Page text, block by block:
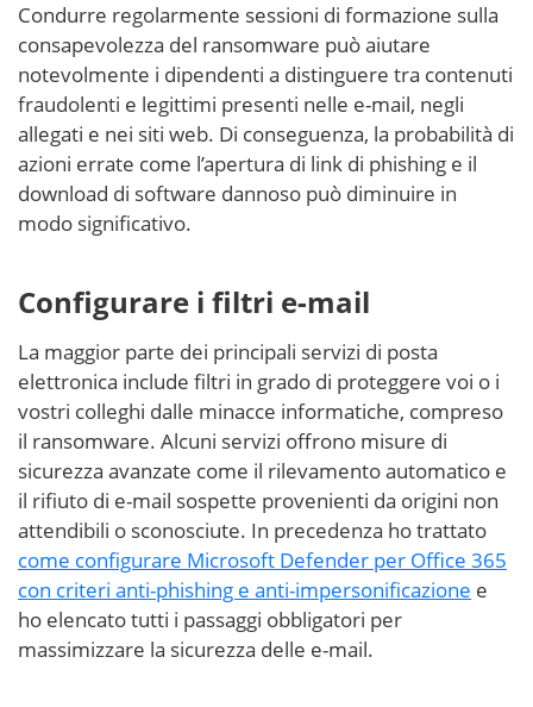
Condurre regolarmente sessioni di formazione sulla
consapevolezza del ransomware può aiutare
notevolmente i dipendenti a distinguere tra contenuti
fraudolenti e legittimi presenti nelle e-mail, negli
allegati e nei siti web. Di conseguenza, la probabilità di
azioni errate come l’apertura di link di phishing e il
download di software dannoso può diminuire in
modo significativo.
Configurare i filtri e-mail
La maggior parte dei principali servizi di posta
elettronica include filtri in grado di proteggere voi o i
vostri colleghi dalle minacce informatiche, compreso
il ransomware. Alcuni servizi offrono misure di
sicurezza avanzate come il rilevamento automatico e
il rifiuto di e-mail sospette provenienti da origini non
attendibili o sconosciute. In precedenza ho trattato
come configurare Microsoft Defender per Office 365
con criteri anti-phishing e anti-impersonificazione e
ho elencato tutti i passaggi obbligatori per
massimizzare la sicurezza delle e-mail.